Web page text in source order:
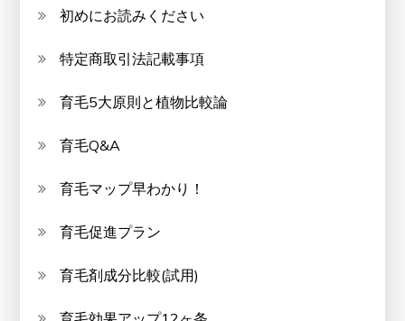
初めにお読みください
特定商取引法記載事項
育毛5大原則と植物比較論
育毛Q&A
育毛マップ早わかり！
育毛促進プラン
育毛剤成分比較(試用)